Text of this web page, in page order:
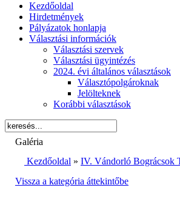
Kezdőoldal
Hirdetmények
Pályázatok honlapja
Választási információk
Választási szervek
Választási ügyintézés
2024. évi általános választások
Választópolgároknak
Jelölteknek
Korábbi választások
Galéria
Kezdőoldal » IV. Vándorló Bográcsok
Vissza a kategória áttekintőbe